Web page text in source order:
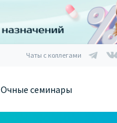
Чаты с коллегами
Очные семинары